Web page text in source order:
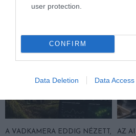
user protection.
CONFIRM
Data Deletion Data Access
A VADKAMERA EDDIG NÉZETT,
AZ AI